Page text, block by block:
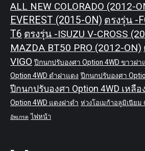
ALL NEW COLORADO (2012-
EVEREST (2015-ON) ตรงรุ่น -
T6 ตรงรุ่น -ISUZU V-CROSS
MAZDA BT50 PRO (2012-ON)
VIGO ปีกนกปรับองศา Option 4WD ขาวฝา
Option 4WD ดำฝาแดง ปีกนกปรับองศา
ปีกนกปรับองศา Option 4WD เหลือ
Option 4WD แดงฝาดำ ห่วงโอเมก้าอลูมิเนียม
อัพเกรด ไฟหน้า